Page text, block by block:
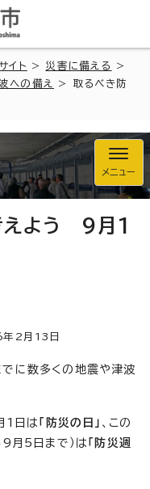
イト > 災害に備える
>
への備え
> 取るべき防
メニュー
えよう 9月1
年2月 13 日
でに数多くの地震や津波
1日は 「防災の日」 、この
月5日まで）は 「防災週